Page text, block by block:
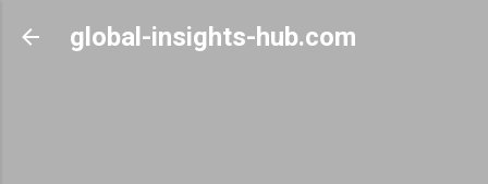
Skip to main content
global-insights-hub.com